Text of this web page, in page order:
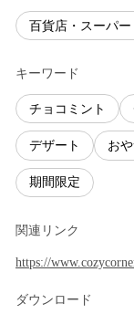
百貨店・スーパ
キーワード
チョコミント
デザート お
期間限定
関連リンク
https://
ダウンロード